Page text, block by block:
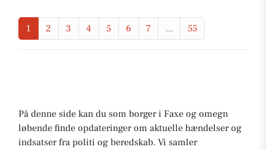
1 2 3 4 5 6 7 ... 55
På denne side kan du som borger i Faxe og omegn
løbende finde opdateringer om aktuelle hændelser og
indsatser fra politi og beredskab. Vi samler